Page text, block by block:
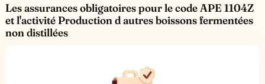
Les assurances obligatoires pour le code APE 1104Z
et l'activité Production d autres boissons fermentées
non distillées